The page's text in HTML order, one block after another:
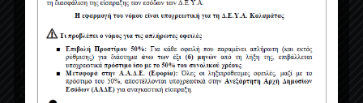
Η ΔΕΥΑΚ ενσωματώνοντας στον κανονισμο της, τις
διατάξεις του Νέου Ευρωπαϊκού Κανονισμού περί